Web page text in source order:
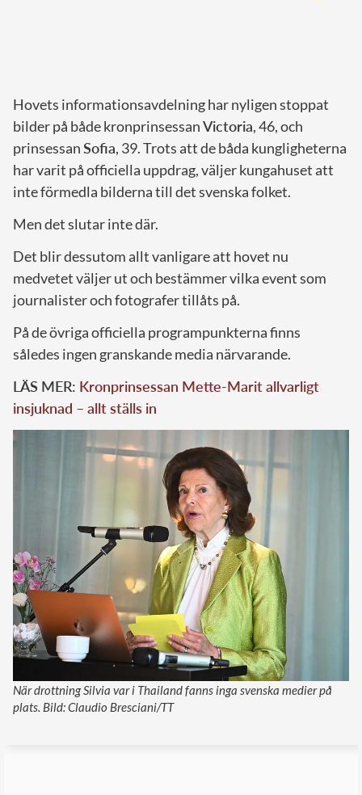
Hovets informationsavdelning har nyligen stoppat
bilder på både kronprinsessanVictoria, 46, och
prinsessanSofia, 39. Trots att de båda kungligheterna
har varit på officiella uppdrag, väljer kungahuset att
inte förmedla bilderna till det svenska folket.
Men det slutar inte där.
Det blir dessutom allt vanligare att hovet nu
medvetet väljer ut och bestämmer vilka event som
journalister och fotografer tillåts på.
På de övriga officiella programpunkterna finns
således ingen granskande media närvarande.
LÄS MER: Kronprinsessan Mette-Marit allvarligt
insjuknad – allt ställs in
När drottning Silvia var i Thailand fanns inga svenska medier på
plats. Bild: Claudio Bresciani/TT